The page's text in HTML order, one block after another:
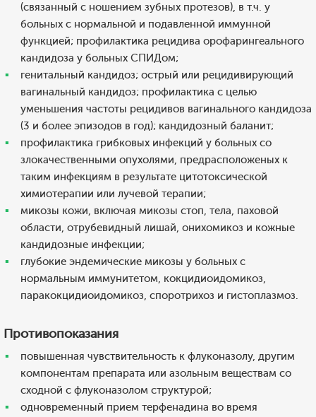
(связанный с ношением зубных протезов), в т.ч. у
больных с нормальной и подавленной иммунной
функцией; профилактика рецидива орофарингеального
кандидоза у больных СПИДом;
генитальный кандидоз; острый или рецидивирующий
вагинальный кандидоз; профилактика с целью
уменьшения частоты рецидивов вагинального кандидоза
(3 и более эпизодов в год); кандидозный баланит;
профилактика грибковых инфекций у больных со
злокачественными опухолями, предрасположеных к
таким инфекциям в результате цитотоксической
химиотерапии или лучевой терапии;
микозы кожи, включая микозы стоп, тела, паховой
области, отрубевидный лишай, онихомикоз и кожные
кандидозные инфекции;
глубокие эндемические микозы у больных с
нормальным иммунитетом, кокцидиоидомикоз,
паракокцидиоидомикоз, споротрихоз и гистоплазмоз.
Противопоказания
повышенная чувствительность к флуконазолу, другим
компонентам препарата или азольным веществам со
сходной с флуконазолом структурой;
одновременный прием терфенадина во время